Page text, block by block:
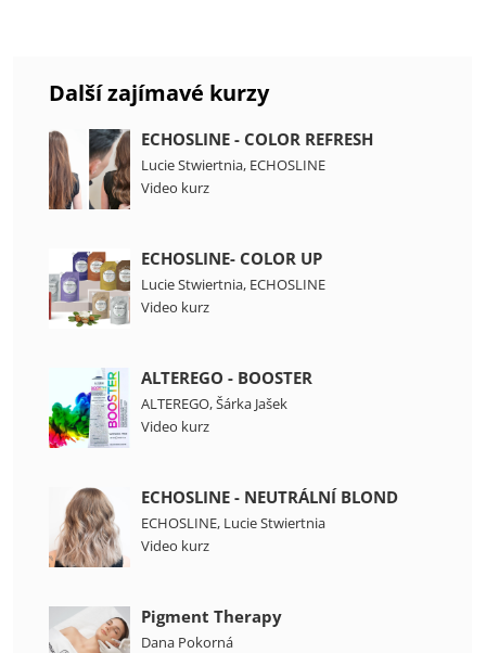
Další zajímavé kurzy
ECHOSLINE - COLOR REFRESH
Lucie Stwiertnia, ECHOSLINE
Video kurz
ECHOSLINE- COLOR UP
Lucie Stwiertnia, ECHOSLINE
Video kurz
ALTEREGO - BOOSTER
ALTEREGO,Šárka Jašek
Video kurz
ECHOSLINE - NEUTRÁLNÍ BLOND
ECHOSLINE, Lucie Stwiertnia
Video kurz
Pigment Therapy
Dana Pokorná